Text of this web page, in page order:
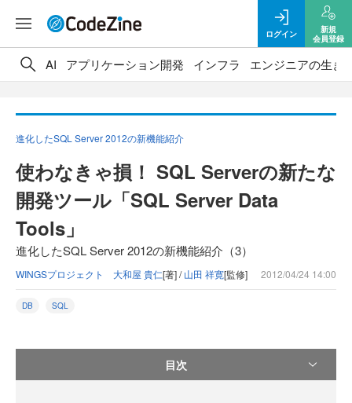
ログイン
新規
会員登録
AI アプリケーション開発 インフラ エンジニアの生き
進化したSQL Server 2012の新機能紹介
使わなきゃ損！ SQL Serverの新たな
開発ツール「SQL Server Data
Tools」
進化したSQL Server 2012の新機能紹介（3）
WINGSプロジェクト 大和屋 貴仁[著] /山田 祥寛[監修] 2012/04/24 14:00
DB SQL
目次